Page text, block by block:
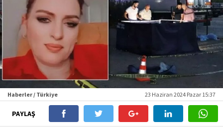
Haberler / Türkiye 23 Haziran 2024 Pazar 15:37
PAYLAŞ